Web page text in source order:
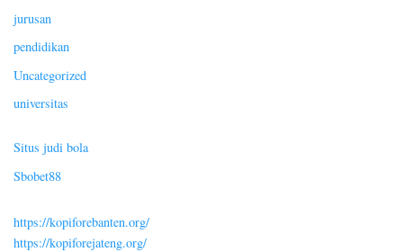
jurusan
pendidikan
Uncategorized
universitas
Situs judi bola
Sbobet88
https://kopiforebanten.org/
https://kopiforejateng.org/